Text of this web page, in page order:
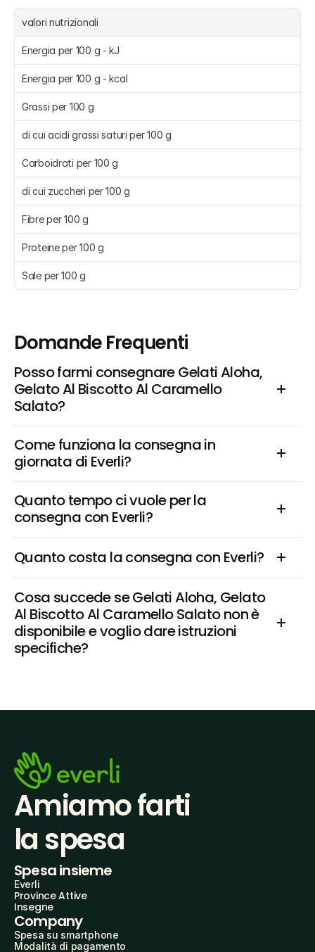
valori nutrizionali
Energia per 100 g - kJ
Energia per 100 g - kcal
Grassi per 100 g
di cui acidi grassi saturi per 100 g
Carboidrati per 100 g
di cui zuccheri per 100 g
Fibre per 100 g
Proteine per 100 g
Sale per 100 g
Domande Frequenti
Posso farmi consegnare Gelati Aloha,
Gelato Al Biscotto Al Caramello
Salato?
Come funziona la consegna in
giornata di Everli?
Quanto tempo ci vuole per la
consegna con Everli?
Quanto costa la consegna con Everli?
Cosa succede se Gelati Aloha, Gelato
Al Biscotto Al Caramello Salato non è
disponibile e voglio dare istruzioni
specifiche?
Amiamo farti
la spesa
Spesa insieme
Everli
Province Attive
Insegne
Company
Spesa su smartphone
Modalità di pagamento